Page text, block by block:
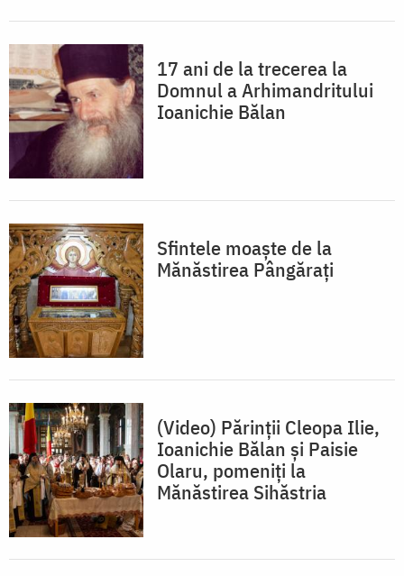
17 ani de la trecerea la
Domnul a Arhimandritului
Ioanichie Bălan
Sfintele moaște de la
Mănăstirea Pângărați
(Video) Părinții Cleopa Ilie,
Ioanichie Bălan și Paisie
Olaru, pomeniți la
Mănăstirea Sihăstria